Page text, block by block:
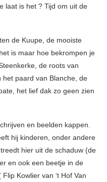
laat is het ? Tijd om uit de
de Kuupe, de mooiste
is maar hoe bekrompen je
de roots van
het paard van Blanche, de
het lief dak zo geen zien
en beelden kappen.
hij kinderen, onder andere
hier uit de schaduw (de
en ook een beetje in de
Kowlier van ‘t Hof Van